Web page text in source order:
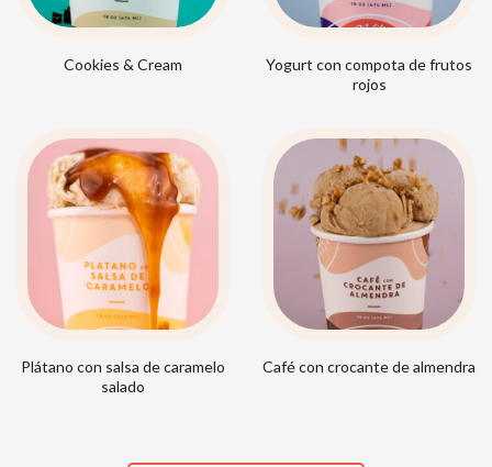
Cookies & Cream
Yogurt con compota de frutos
rojos
Plátano con salsa de caramelo
salado
Café con crocante de almendra